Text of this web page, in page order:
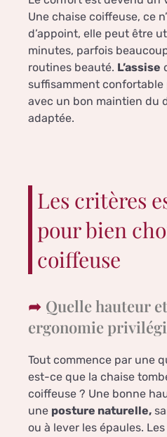
Une chaise coiffeuse, ce
d’appoint, elle peut être
minutes, parfois
routines beauté. L’assise
suffisamment confortable
avec un bon maintien du
adaptée.
Les critères
pour bien
coiffeuse
Quelle hauteur
ergonomie
Tout commence par une
est-ce que la chaise
coiffeuse ? Une bonne
une posture naturelle,
ou à lever les épaules.